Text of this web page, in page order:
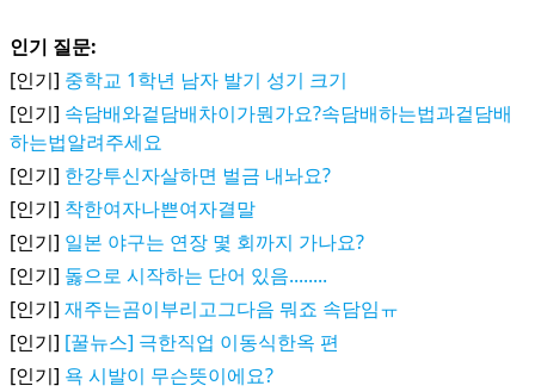
인기 질문:
[인기] 중학교 1학년 남자 발기 성기 크기
[인기] 속담배와겉담배차이가뭔가요?속담배하는법과겉담배
하는법알려주세요
[인기] 한강투신자살하면 벌금 내놔요?
[인기] 착한여자나쁜여자결말
[인기] 일본 야구는 연장 몇 회까지 가나요?
[인기] 돓으로 시작하는 단어 있음........
[인기] 재주는곰이부리고그다음 뭐죠 속담임ㅠ
[인기] [꿀뉴스] 극한직업 이동식한옥 편
[인기] 욕 시발이 무슨뜻이에요?